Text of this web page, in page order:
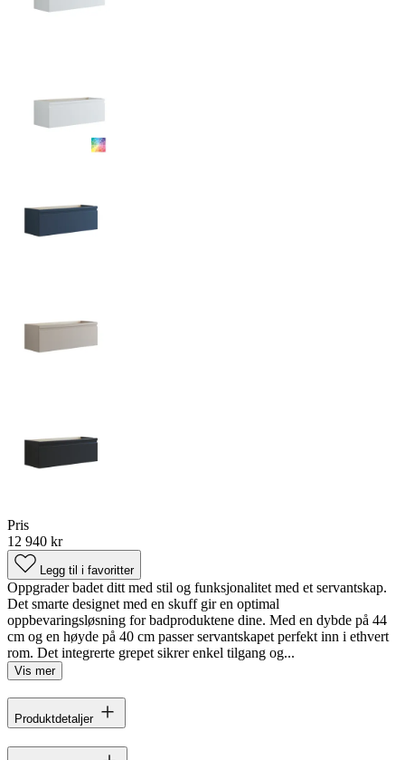
Pris
12 940 kr
Legg til i favoritter
Oppgrader badet ditt med stil og funksjonalitet med et servantskap.
Det smarte designet med en skuff gir en optimal
oppbevaringsløsning for badproduktene dine. Med en dybde på 44
cm og en høyde på 40 cm passer servantskapet perfekt inn i ethvert
rom. Det integrerte grepet sikrer enkel tilgang og...
Vis mer
Produktdetaljer